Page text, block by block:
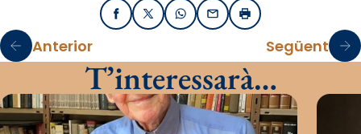
FacebookX / TwitterWhatsApp
EmailImprimir
Anterior Següent
T’interessarà…